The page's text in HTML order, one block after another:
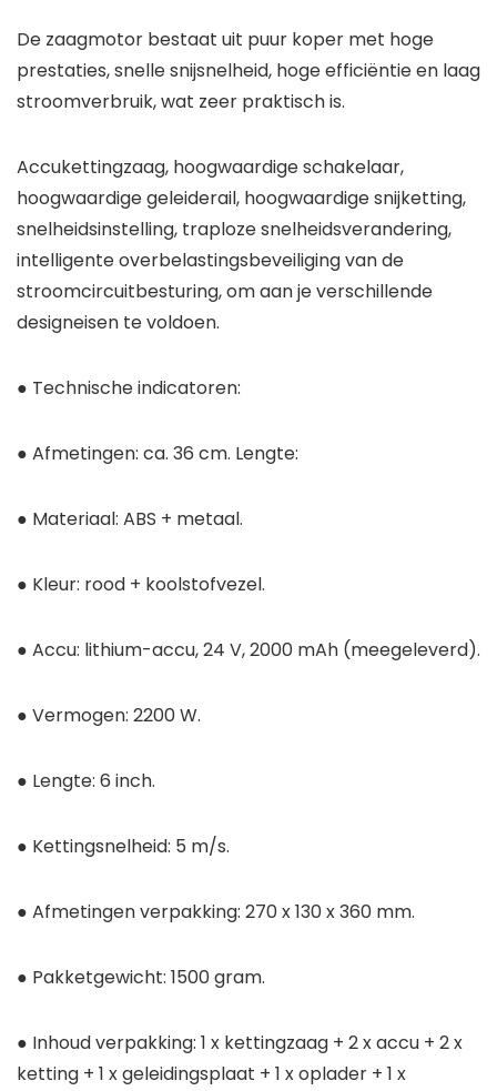
De zaagmotor bestaat uit puur koper met hoge
prestaties, snelle snijsnelheid, hoge efficiëntie en laag
stroomverbruik, wat zeer praktisch is.
Accukettingzaag, hoogwaardige schakelaar,
hoogwaardige geleiderail, hoogwaardige snijketting,
snelheidsinstelling, traploze snelheidsverandering,
intelligente overbelastingsbeveiliging van de
stroomcircuitbesturing, om aan je verschillende
designeisen te voldoen.
● Technische indicatoren:
● Afmetingen: ca. 36 cm. Lengte:
● Materiaal: ABS + metaal.
● Kleur: rood + koolstofvezel.
● Accu: lithium-accu, 24 V, 2000 mAh (meegeleverd).
● Vermogen: 2200 W.
● Lengte: 6 inch.
● Kettingsnelheid: 5 m/s.
● Afmetingen verpakking: 270 x 130 x 360 mm.
● Pakketgewicht: 1500 gram.
● Inhoud verpakking: 1 x kettingzaag + 2 x accu + 2 x
ketting + 1 x geleidingsplaat + 1 x oplader + 1 x